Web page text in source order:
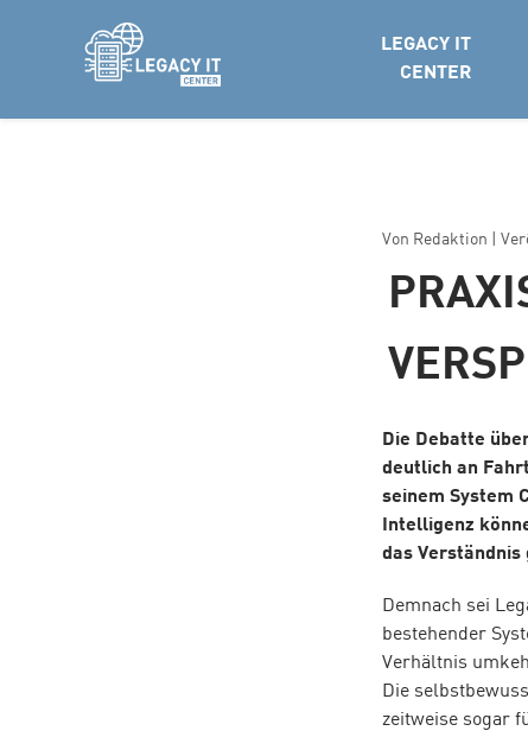
LEGACY IT
CENTER
Von Redaktion |
Die Debatte
deutlich an
seinem System
Intelligenz
das Verständnis
Demnach sei
bestehender
Verhältnis
Die
zeitweise sogar